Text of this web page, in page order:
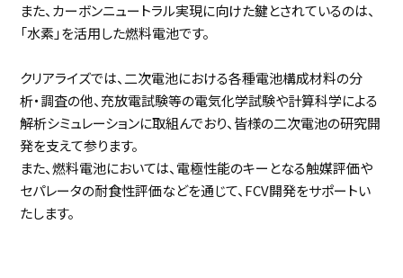
また、カーボンニュートラル実現に向けた鍵とされているのは、
「水素」を活用した燃料電池です。
クリアライズでは、二次電池における各種電池構成材料の分
析・調査の他、充放電試験等の電気化学試験や計算科学による
解析シミュレーションに取組んでおり、皆様の二次電池の研究開
発を支えて参ります。
また、燃料電池においては、電極性能のキーとなる触媒評価や
セパレータの耐食性評価などを通じて、FCV開発をサポートい
たします。